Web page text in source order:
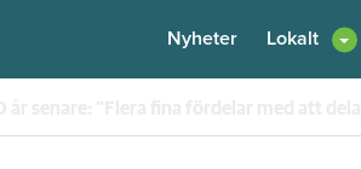
Nyheter Lokalt